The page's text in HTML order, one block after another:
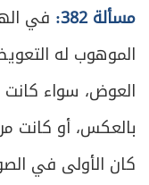
مسألة 382:
في
الموهوب له
العوض، سواء كانت
بالعكس، أو كانت
كان الأولى في
ص
358 المطلب
361
المطلب
العارضين
363
المطلب
القاصر